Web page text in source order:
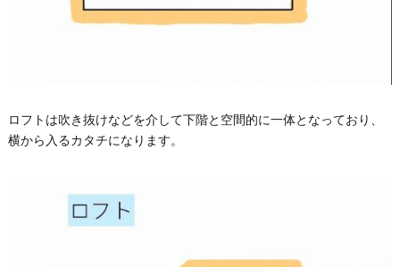
ロフトは吹き抜けなどを介して下階と空間的に一体となっており、
横から入るカタチになります。